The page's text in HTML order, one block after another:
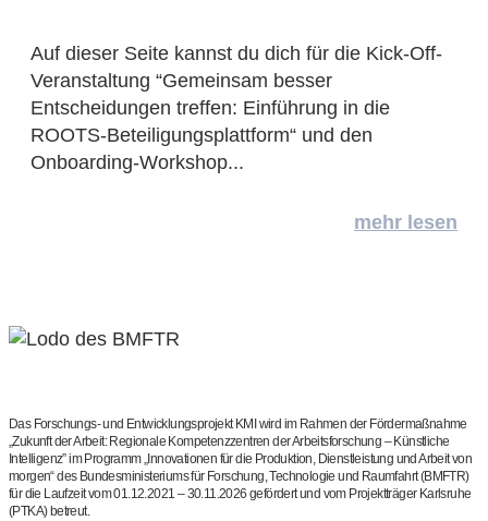
Auf dieser Seite kannst du dich für die Kick-Off-
Veranstaltung “Gemeinsam besser
Entscheidungen treffen: Einführung in die
ROOTS-Beteiligungsplattform“ und den
Onboarding-Workshop...
mehr lesen
Das Forschungs- und Entwicklungsprojekt KMI wird im Rahmen der Fördermaßnahme
„Zukunft der Arbeit: Regionale Kompetenzzentren der Arbeitsforschung – Künstliche
Intelligenz” im Programm „Innovationen für die Produktion, Dienstleistung und Arbeit von
morgen“ des Bundesministeriums für Forschung, Technologie und Raumfahrt (BMFTR)
für die Laufzeit vom 01.12.2021 – 30.11.2026 gefördert und vom Projektträger Karlsruhe
(PTKA) betreut.